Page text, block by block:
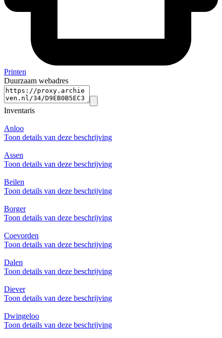
Printen
Duurzaam webadres
Inventaris
Anloo
Toon details van deze beschrijving
Assen
Toon details van deze beschrijving
Beilen
Toon details van deze beschrijving
Borger
Toon details van deze beschrijving
Coevorden
Toon details van deze beschrijving
Dalen
Toon details van deze beschrijving
Diever
Toon details van deze beschrijving
Dwingeloo
Toon details van deze beschrijving